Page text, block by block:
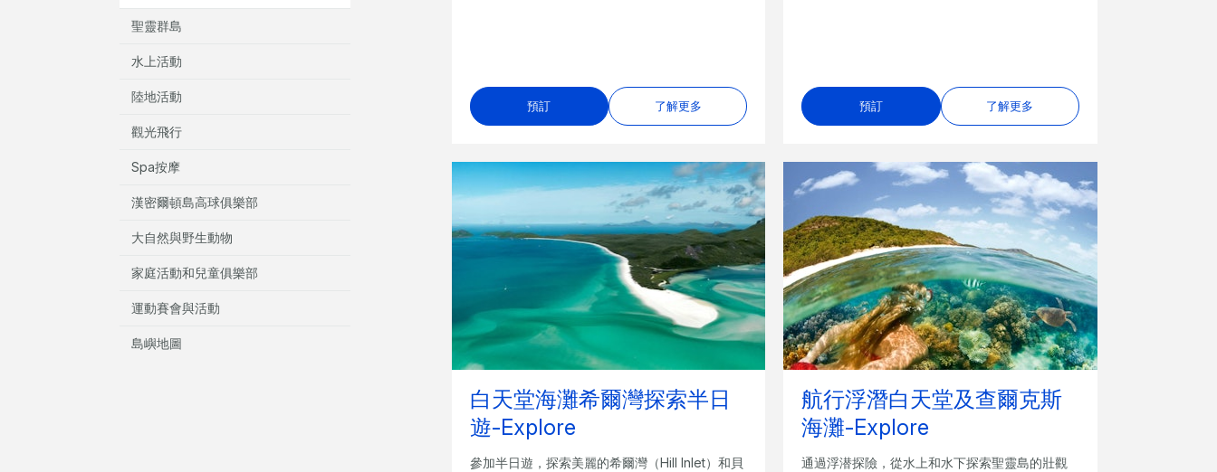
聖靈群島
水上活動
陸地活動
觀光飛行
Spa按摩
漢密爾頓島高球俱樂部
大自然與野生動物
家庭活動和兒童俱樂部
運動賽會與活動
島嶼地圖
預訂 了解更多 預訂 了解更多
白天堂海灘希爾灣探索半日
遊-Explore
參加半日遊，探索美麗的希爾灣（Hill Inlet）和貝
航行浮潛白天堂及查爾克斯
海灘-Explore
通過浮潜探險，從水上和水下探索聖靈島的壯觀